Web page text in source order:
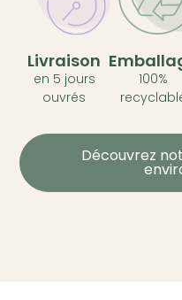
Livraison
en 5 jours
ouvrés
100%
Découvrez